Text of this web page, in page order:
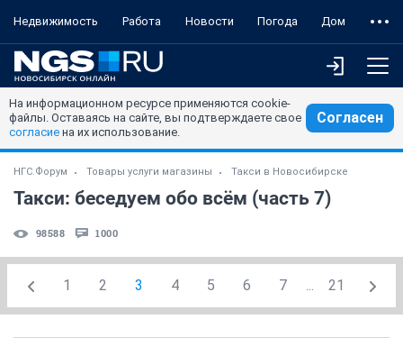
Недвижимость Работа Новости Погода Дом
На информационном ресурсе применяются cookie-
файлы. Оставаясь на сайте, вы подтверждаете свое
согласие на их использование.
Согласен
НГС.Форум Товары услуги магазины Такси в Новосибирске
Такси: беседуем обо всём (часть 7)
98588 1000
1 2 3 4 5 6 7 ... 21